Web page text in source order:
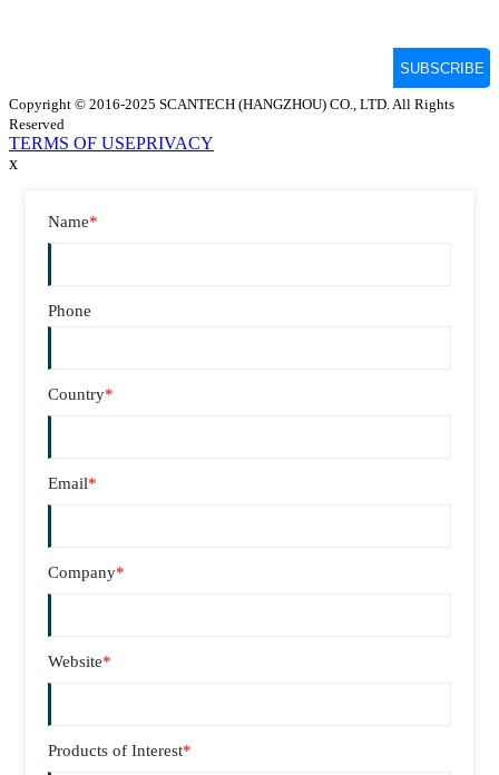
Copyright © 2016-2025 SCANTECH (HANGZHOU) CO., LTD. All Rights
Reserved
TERMS OF USEPRIVACY
x
Name*
Phone
Country*
Email*
Company*
Website*
Products of Interest*